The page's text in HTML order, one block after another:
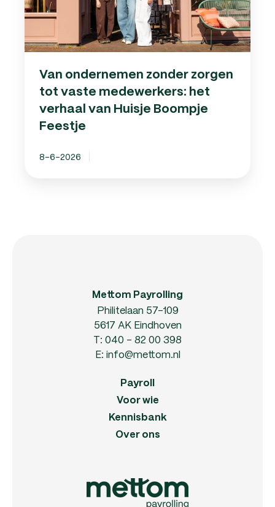
het
van
Huisje
Boompje
Feestje
Van ondernemen zonder zorgen
tot vaste medewerkers: het
verhaal van Huisje Boompje
Feestje
8-6-2026
Mettom Payrolling
Philitelaan 57-109
5617 AK Eindhoven
T: 040 - 82 00 398
E: info@mettom.nl
Payroll
Voor wie
Kennisbank
Over ons